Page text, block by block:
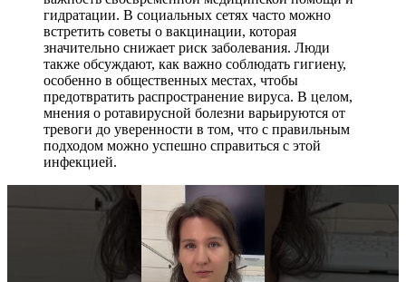
гидратации. В социальных сетях часто можно
встретить советы о вакцинации, которая
значительно снижает риск заболевания. Люди
также обсуждают, как важно соблюдать гигиену,
особенно в общественных местах, чтобы
предотвратить распространение вируса. В целом,
мнения о ротавирусной болезни варьируются от
тревоги до уверенности в том, что с правильным
подходом можно успешно справиться с этой
инфекцией.